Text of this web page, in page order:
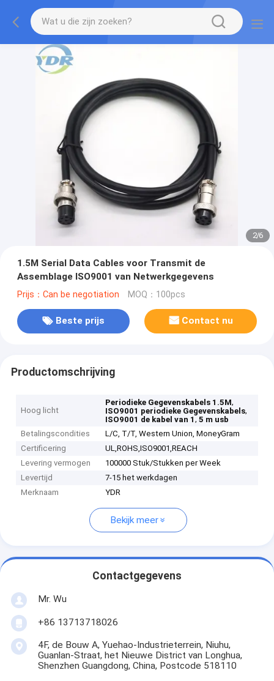
2/6
1.5M Serial Data Cables voor Transmit de
Assemblage ISO9001 van Netwerkgegevens
Prijs：Can be negotiation MOQ：100pcs
Beste prijs Contact nu
Productomschrijving
Hoog licht
Periodieke Gegevenskabels 1.5M,
ISO9001 periodieke Gegevenskabels,
ISO9001 de kabel van 1,5 m usb
Betalingscondities
L/C, T/T, Western Union, MoneyGram
Certificering
UL,ROHS,ISO9001,REACH
Levering vermogen
100000 Stuk/Stukken per Week
Levertijd
7-15 het werkdagen
Merknaam
YDR
Bekijk meer
Contactgegevens
Mr. Wu
+86 13713718026
4F, de Bouw A, Yuehao-Industrieterrein, Niuhu,
Guanlan-Straat, het Nieuwe District van Longhua,
Shenzhen Guangdong, China, Postcode 518110